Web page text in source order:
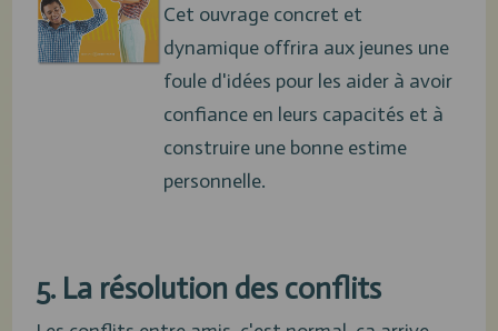
Cet ouvrage concret et
dynamique offrira aux jeunes une
foule d'idées pour les aider à avoir
confiance en leurs capacités et à
construire une bonne estime
personnelle.
5. La résolution des conflits